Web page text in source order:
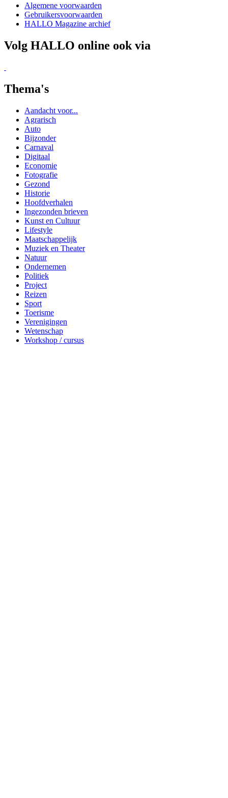
Algemene voorwaarden
Gebruikersvoorwaarden
HALLO Magazine archief
Volg HALLO online ook via
Thema's
Aandacht voor...
Agrarisch
Auto
Bijzonder
Carnaval
Digitaal
Economie
Fotografie
Gezond
Historie
Hoofdverhalen
Ingezonden brieven
Kunst en Cultuur
Lifestyle
Maatschappelijk
Muziek en Theater
Natuur
Ondernemen
Politiek
Project
Reizen
Sport
Toerisme
Verenigingen
Wetenschap
Workshop / cursus